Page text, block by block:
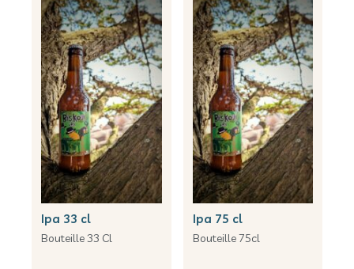
ipa 33 cl
Bouteille 33 Cl
ipa 75 cl
Bouteille 75cl